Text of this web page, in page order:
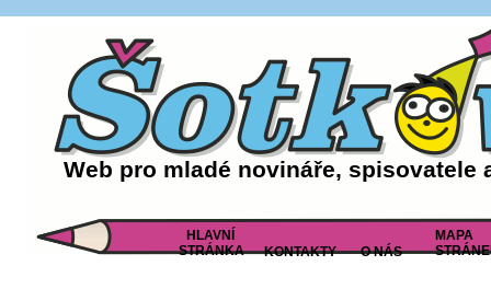
Web pro mladé novináře, spisovatele
HLAVNÍ
STRÁNKA
KONTAKTY O NÁS
MAPA